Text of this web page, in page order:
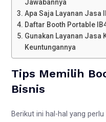
Jawabannya
Apa Saja Layanan Jasa
Daftar Booth Portable
Gunakan Layanan Jasa
Keuntungannya
Tips Memilih
Bisnis
Berikut ini hal-hal yang